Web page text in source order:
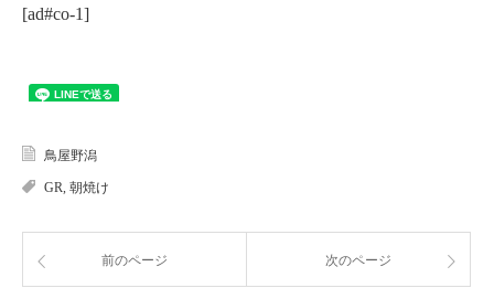
[ad#co-1]
鳥屋野潟
GR, 朝焼け
前のページ 次のページ